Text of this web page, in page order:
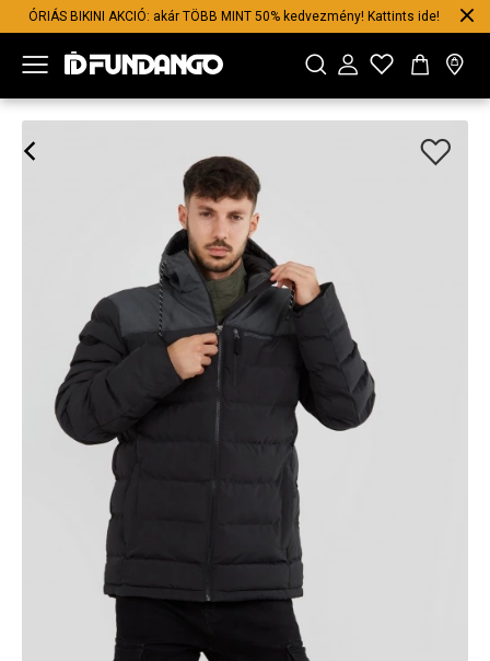
ÓRIÁS BIKINI AKCIÓ: akár TÖBB MINT 50% kedvezmény! Kattints ide!